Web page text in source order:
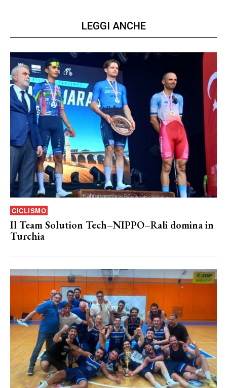
LEGGI ANCHE
CICLISMO
Il Team Solution Tech–NIPPO–Rali domina in
Turchia